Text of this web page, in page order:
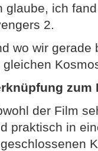
glaube, ich
2.
wo wir gerade
gleichen
zum
der Film
praktisch in